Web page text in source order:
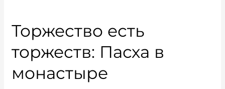
Торжество есть
торжеств: Пасха в
монастыре